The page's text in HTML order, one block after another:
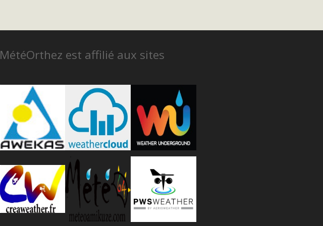
MétéOrthez est affilié aux sites